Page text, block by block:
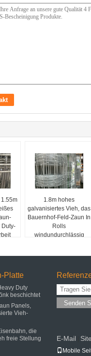
Duty-
1.8m hohes
galvanisiertes Vieh, das
Bauernhof-Feld-Zaun In
Rolls
windundurchlässig
Platte
Duty
beschichtet
Panels,
Vieh-
die
freie Stellung
Senden
E-Mail
Mobile